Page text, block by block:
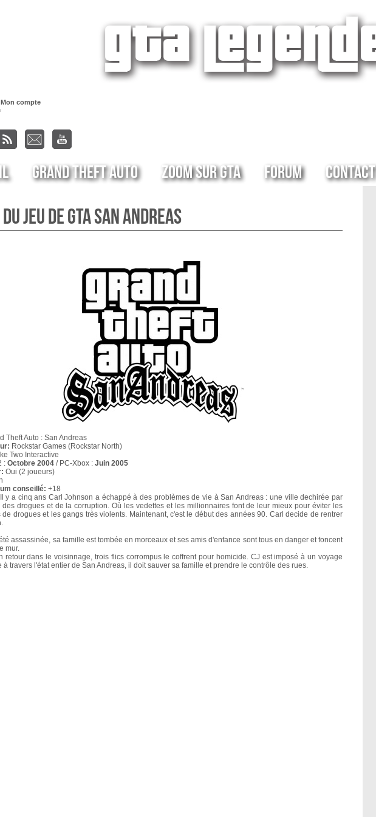
Mon compte
Grand Theft Auto Zoom sur GTA Forum Contact
jeu de GTA San Andreas
Theft Auto : San Andreas
Rockstar Games (Rockstar North)
Two Interactive
: Octobre 2004 / PC-Xbox : Juin 2005
Oui (2 joueurs)
conseillé: +18
Il y a cinq ans Carl Johnson a échappé à des problèmes de vie à San Andreas : une ville dechirée par
des drogues et de la corruption. Où les vedettes et les millionnaires font de leur mieux pour éviter les
de drogues et les gangs très violents. Maintenant, c'est le début des années 90. Carl decide de rentrer
assassinée, sa famille est tombée en morceaux et ses amis d'enfance sont tous en danger et foncent
mur.
retour dans le voisinnage, trois flics corrompus le coffrent pour homicide. CJ est imposé à un voyage
à travers l'état entier de San Andreas, il doit sauver sa famille et prendre le contrôle des rues.